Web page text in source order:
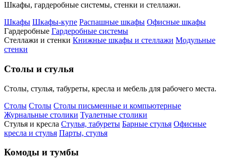
Шкафы, гардеробные системы, стенки и стеллажи.
Шкафы Шкафы-купе Распашные шкафы Офисные шкафы
Гардеробные Гардеробные системы
Стеллажи и стенки Книжные шкафы и стеллажи Модульные
стенки
Столы и стулья
Столы, стулья, табуреты, кресла и мебель для рабочего места.
Столы Столы Столы письменные и компьютерные
Журнальные столики Туалетные столики
Стулья и кресла Стулья, табуреты Барные стулья Офисные
кресла и стулья Парты, стулья
Комоды и тумбы